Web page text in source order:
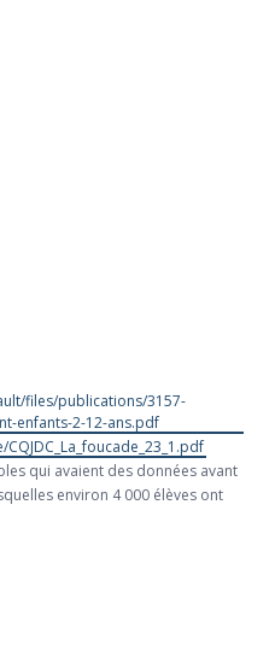
files/publications/3157-
enfants-2-12-ans.pdf
qui avaient des données avant
environ 4 000 élèves ont